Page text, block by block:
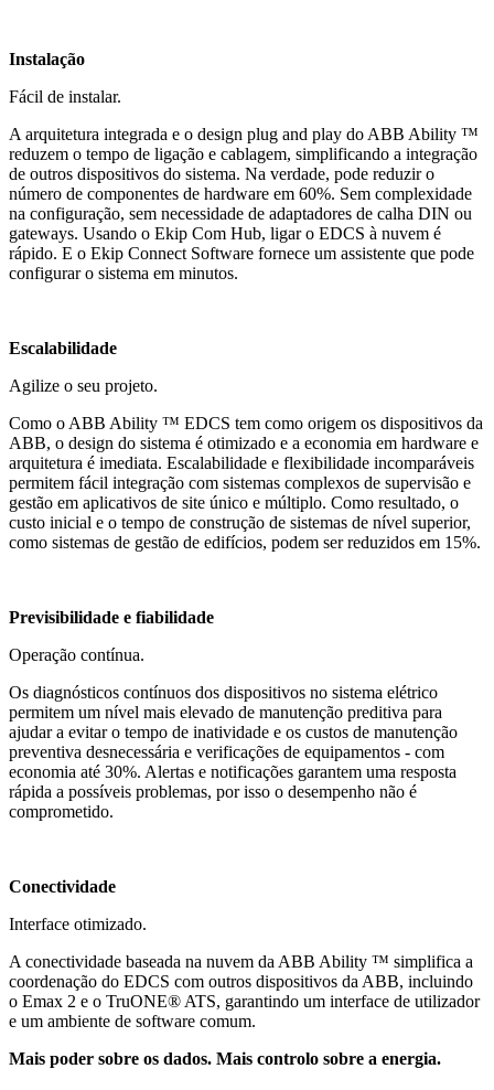
Instalação
Fácil de instalar.
A arquitetura integrada e o design plug and play do ABB Ability ™
reduzem o tempo de ligação e cablagem, simplificando a integração
de outros dispositivos do sistema. Na verdade, pode reduzir o
número de componentes de hardware em 60%. Sem complexidade
na configuração, sem necessidade de adaptadores de calha DIN ou
gateways. Usando o Ekip Com Hub, ligar o EDCS à nuvem é
rápido. E o Ekip Connect Software fornece um assistente que pode
configurar o sistema em minutos.
Escalabilidade
Agilize o seu projeto.
Como o ABB Ability ™ EDCS tem como origem os dispositivos da
ABB, o design do sistema é otimizado e a economia em hardware e
arquitetura é imediata. Escalabilidade e flexibilidade incomparáveis
permitem fácil integração com sistemas complexos de supervisão e
gestão em aplicativos de site único e múltiplo. Como resultado, o
custo inicial e o tempo de construção de sistemas de nível superior,
como sistemas de gestão de edifícios, podem ser reduzidos em 15%.
Previsibilidade e fiabilidade
Operação contínua.
Os diagnósticos contínuos dos dispositivos no sistema elétrico
permitem um nível mais elevado de manutenção preditiva para
ajudar a evitar o tempo de inatividade e os custos de manutenção
preventiva desnecessária e verificações de equipamentos - com
economia até 30%. Alertas e notificações garantem uma resposta
rápida a possíveis problemas, por isso o desempenho não é
comprometido.
Conectividade
Interface otimizado.
A conectividade baseada na nuvem da ABB Ability ™ simplifica a
coordenação do EDCS com outros dispositivos da ABB, incluindo
o Emax 2 e o TruONE® ATS, garantindo um interface de utilizador
e um ambiente de software comum.
Mais poder sobre os dados. Mais controlo sobre a energia.